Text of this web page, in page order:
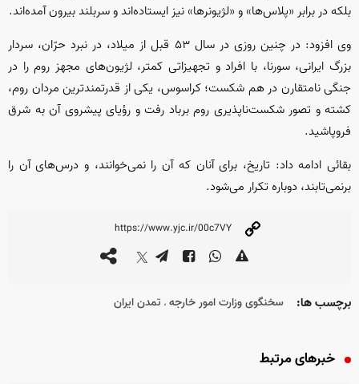
بلکه در برابر «پلاس‌ها» و «لژیونرها» نیز ایستاده‌اند و سربلند بیرون آمده‌اند.
وی افزود: در چنین روزی در سال ۵۳ قبل از میلاد، در نبرد حرّان، سردار
بزرگ ایرانی، سورنا، با افراد و تجهیزاتی کمتر، لژیون‌های مجهز روم را در
جنگی نامتقارن در هم شکست؛ کراسوس، یکی از قدرتمندترین مردان روم،
کشته و تصور شکست‌ناپذیری روم برباد رفت و رؤیای پیشروی آن به شرق
فروپاشید.
بقائی ادامه داد: تاریخ، برای آنان که آن را نمی‌خوانند، و درس‌های آن را
برنمی‌تابند، دوباره تکرار می‌شود.
برچسب ها: سخنگوی وزارت امور خارجه ، تمدن ایران
خبرهای مرتبط